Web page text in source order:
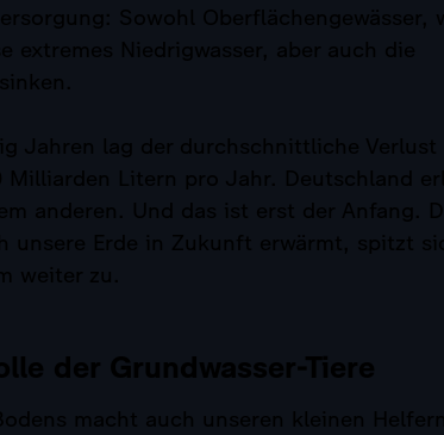
Sowohl Oberflächengewässer,
extremes Niedrigwasser, aber auch die
Jahren lag der durchschnittliche Verlust
Milliarden Litern pro Jahr. Deutschland
anderen. Und das ist erst der Anfang.
unsere Erde in Zukunft erwärmt, spitzt
weiter zu.
der Grundwasser-Tiere
macht auch unseren kleinen